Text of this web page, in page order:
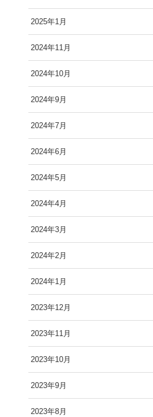
2025年1月
2024年11月
2024年10月
2024年9月
2024年7月
2024年6月
2024年5月
2024年4月
2024年3月
2024年2月
2024年1月
2023年12月
2023年11月
2023年10月
2023年9月
2023年8月